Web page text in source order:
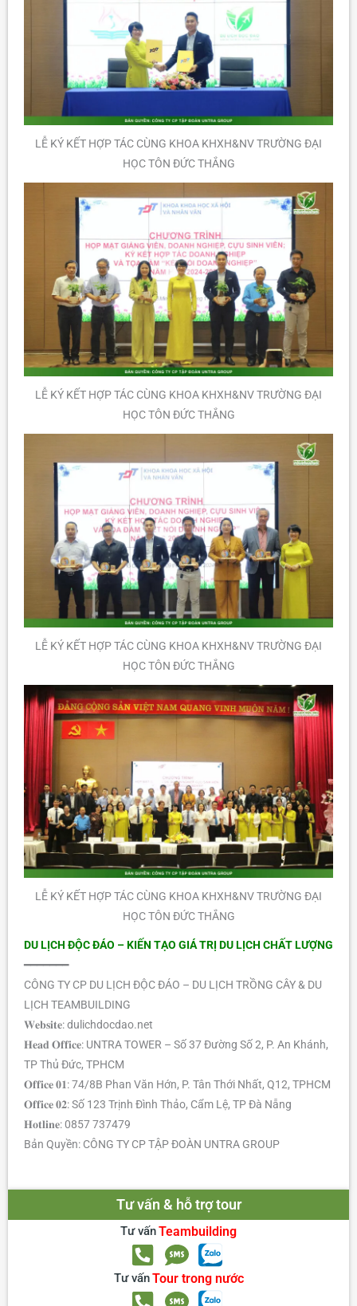
LỄ KÝ KẾT HỢP TÁC CÙNG KHOA KHXH&NV TRƯỜNG ĐẠI
HỌC TÔN ĐỨC THẮNG
LỄ KÝ KẾT HỢP TÁC CÙNG KHOA KHXH&NV TRƯỜNG ĐẠI
HỌC TÔN ĐỨC THẮNG
LỄ KÝ KẾT HỢP TÁC CÙNG KHOA KHXH&NV TRƯỜNG ĐẠI
HỌC TÔN ĐỨC THẮNG
LỄ KÝ KẾT HỢP TÁC CÙNG KHOA KHXH&NV TRƯỜNG ĐẠI
HỌC TÔN ĐỨC THẮNG
DU LỊCH ĐỘC ĐÁO – KIẾN TẠO GIÁ TRỊ DU LỊCH CHẤT LƯỢNG
━━━━━━━
CÔNG TY CP DU LỊCH ĐỘC ĐÁO – DU LỊCH TRỒNG CÂY & DU
LỊCH TEAMBUILDING
𝐖𝐞𝐛𝐬𝐢𝐭𝐞: dulichdocdao.net
𝐇𝐞𝐚𝐝 𝐎𝐟𝐟𝐢𝐜𝐞: UNTRA TOWER – Số 37 Đường Số 2, P. An Khánh,
TP Thủ Đức, TPHCM
𝐎𝐟𝐟𝐢𝐜𝐞 𝟎𝟏: 74/8B Phan Văn Hớn, P. Tân Thới Nhất, Q12, TPHCM
𝐎𝐟𝐟𝐢𝐜𝐞 𝟎𝟐: Số 123 Trịnh Đình Thảo, Cẩm Lệ, TP Đà Nẵng
𝐇𝐨𝐭𝐥𝐢𝐧𝐞: 0857 737479
Bản Quyền: CÔNG TY CP TẬP ĐOÀN UNTRA GROUP
Tư vấn & hỗ trợ tour
Tư vấnTeambuilding
Tư vấnTour trong nước